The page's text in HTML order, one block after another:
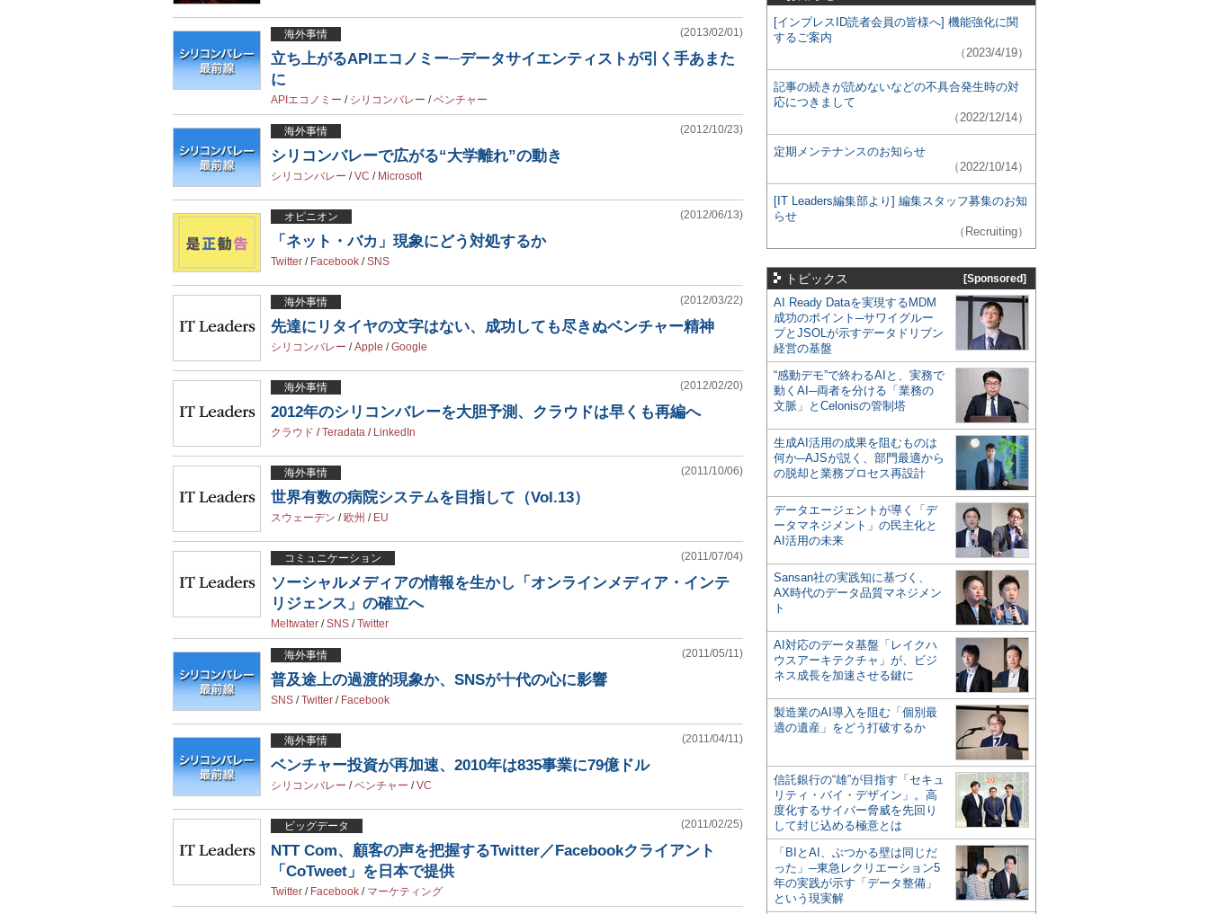
海外事情 (2013/02/01)
立ち上がるAPIエコノミー─データサイエンティストが引く手あまた
に
APIエコノミー / シリコンバレー /ベンチャー
海外事情 (2012/10/23)
シリコンバレーで広がる“大学離れ”の動き
シリコンバレー /VC / Microsoft
オピニオン (2012/06/13)
「ネット・バカ」現象にどう対処するか
Twitter / Facebook /SNS
海外事情 (2012/03/22)
先達にリタイヤの文字はない、成功しても尽きぬベンチャー精神
シリコンバレー /Apple /Google
海外事情 (2012/02/20)
2012年のシリコンバレーを大胆予測、クラウドは早くも再編へ
クラウド /Teradata / LinkedIn
海外事情 (2011/10/06)
世界有数の病院システムを目指して（Vol.13）
スウェーデン / 欧州 / EU
コミュニケーション (2011/07/04)
ソーシャルメディアの情報を生かし「オンラインメディア・インテ
リジェンス」の確立へ
Meltwater /SNS /Twitter
海外事情 (2011/05/11)
普及途上の過渡的現象か、SNSが十代の心に影響
SNS /Twitter / Facebook
海外事情 (2011/04/11)
ベンチャー投資が再加速、2010年は835事業に79億ドル
シリコンバレー /ベンチャー /VC
ビッグデータ (2011/02/25)
NTT Com、顧客の声を把握するTwitter／Facebookクライアント
「CoTweet」を日本で提供
Twitter / Facebook / マーケティング
[インプレスID読者会員の皆様へ] 機能強化に関
するご案内
（2023/4/19）
記事の続きが読めないなどの不具合発生時の対
応につきまして
（2022/12/14）
定期メンテナンスのお知らせ
（2022/10/14）
[IT Leaders編集部より] 編集スタッフ募集のお知
らせ
（Recruiting）
トピックス [Sponsored]
AI Ready Dataを実現するMDM
成功のポイント─サワイグルー
プとJSOLが示すデータドリブン
経営の基盤
“感動デモ”で終わるAIと、実務で
動くAI─両者を分ける「業務の
文脈」とCelonisの管制塔
生成AI活用の成果を阻むものは
何か─AJSが説く、部門最適から
の脱却と業務プロセス再設計
データエージェントが導く「デ
ータマネジメント」の民主化と
AI活用の未来
Sansan社の実践知に基づく、
AX時代のデータ品質マネジメン
ト
AI対応のデータ基盤「レイクハ
ウスアーキテクチャ」が、ビジ
ネス成長を加速させる鍵に
製造業のAI導入を阻む「個別最
適の遺産」をどう打破するか
信託銀行の“雄”が目指す「セキュ
リティ・バイ・デザイン」。高
度化するサイバー脅威を先回り
して封じ込める極意とは
「BIとAI、ぶつかる壁は同じだ
った」─東急レクリエーション5
年の実践が示す「データ整備」
という現実解